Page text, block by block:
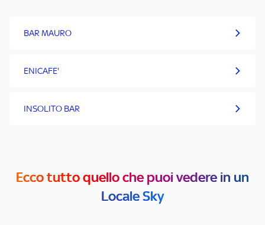
BAR MAURO
ENICAFE'
INSOLITO BAR
Ecco tutto quello che puoi vedere in un
Locale Sky